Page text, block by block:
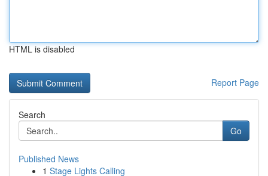
HTML is disabled
Report Page
Search
Go
Published News
1 Stage Lights Calling